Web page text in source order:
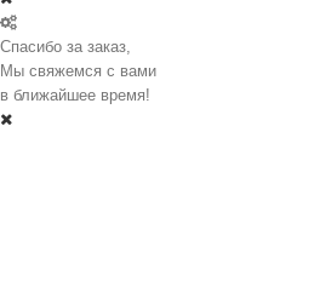
Спасибо за заказ,
Мы свяжемся с вами
в ближайшее время!